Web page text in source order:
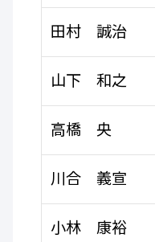
田村 誠治
山下 和之
高橋 央
川合 義宣
小林 康裕